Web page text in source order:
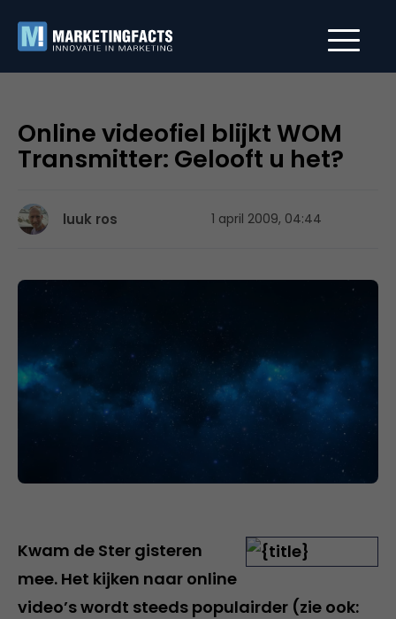
Online videofiel blijkt WOM
Transmitter: Gelooft u het?
luuk ros 1 april 2009, 04:44
Kwam de Ster gisteren
mee. Het kijken naar online
video’s wordt steeds populairder (zie ook: